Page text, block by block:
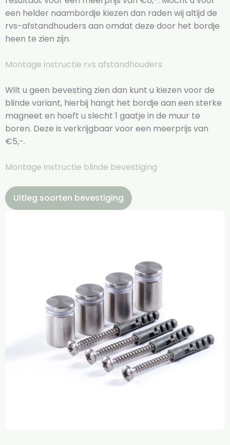
een helder naambordje kiezen dan raden wij altijd de
rvs-afstandhouders aan omdat deze door het bordje
heen te zien zijn.
Montage instructie rvs afstandhouders
Wilt u geen bevesting zien dan kunt u kiezen voor de
blinde variant, hierbij hangt het bordje aan een sterke
magneet en hoeft u slecht 1 gaatje in de muur te
boren. Deze is verkrijgbaar voor een meerprijs van
€5,-.
Montage instructie blinde bevestiging
Uitleg soorten bevestiging